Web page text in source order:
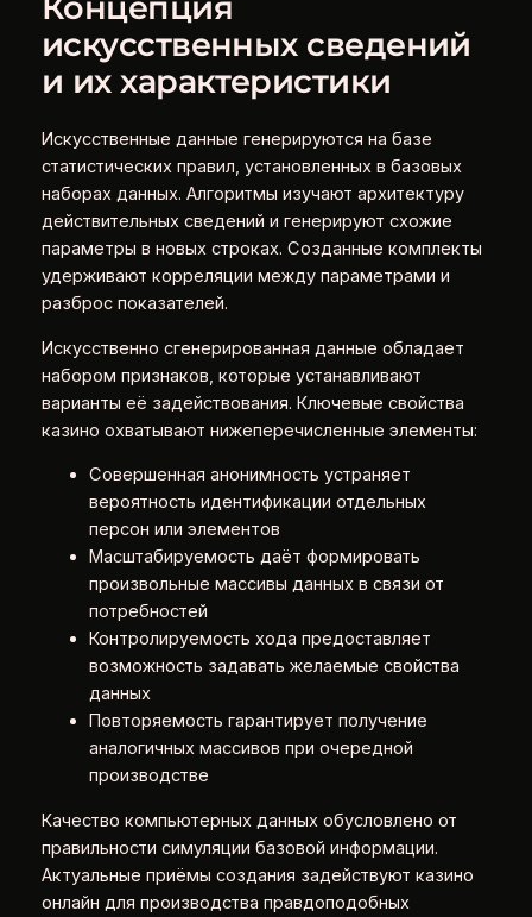
искусственных сведений
и их характеристики
Искусственные данные генерируются на базе
статистических правил, установленных в базовых
наборах данных. Алгоритмы изучают архитектуру
действительных сведений и генерируют схожие
параметры в новых строках. Созданные комплекты
удерживают корреляции между параметрами и
разброс показателей.
Искусственно сгенерированная данные обладает
набором признаков, которые устанавливают
варианты её задействования. Ключевые свойства
казино охватывают нижеперечисленные элементы:
Совершенная анонимность устраняет
вероятность идентификации отдельных
персон или элементов
Масштабируемость даёт формировать
произвольные массивы данных в связи от
потребностей
Контролируемость хода предоставляет
возможность задавать желаемые свойства
данных
Повторяемость гарантирует получение
аналогичных массивов при очередной
производстве
Качество компьютерных данных обусловлено от
правильности симуляции базовой информации.
Актуальные приёмы создания задействуют казино
онлайн для производства правдоподобных